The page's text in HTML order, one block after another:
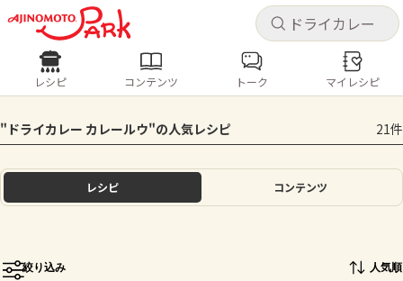
キャ
ログインするとレシピを保存できます
ログイン
ホーム
キャ
レシピ コンテンツ
人気の食材・レシピ
きゅうり なす トマト とうもろこし
ピーマン
レシピ コンテンツ トーク マイレシピ
"ドライカレー カレールウ"の人気レシピ 21件
レシピ コンテンツ
絞り込み 人気順